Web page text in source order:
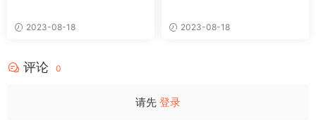
2023-08-18 2023-08-18
评论 0
请先 登录